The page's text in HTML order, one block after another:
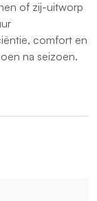
of zij-uitworp
comfort en
na seizoen.